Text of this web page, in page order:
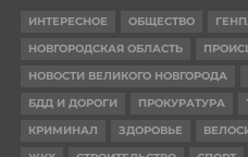
ИНТЕРЕСНОЕ ОБЩЕСТВО
НОВГОРОДСКАЯ ОБЛАСТЬ
НОВОСТИ ВЕЛИКОГО НОВГОРОДА
БДД И ДОРОГИ
ПРОКУРАТУРА
КРИМИНАЛ
ЗДОРОВЬЕ